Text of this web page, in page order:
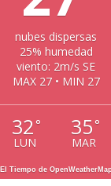
nubes dispersas
25% humedad
viento: 2m/s SE
MAX 27 • MIN 27
32°
LUN
35°
MAR
El Tiempo de OpenWeatherMap